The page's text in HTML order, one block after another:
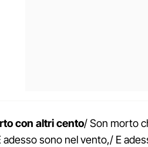
con altri cento/ Son morto
adesso sono nel vento,/ E